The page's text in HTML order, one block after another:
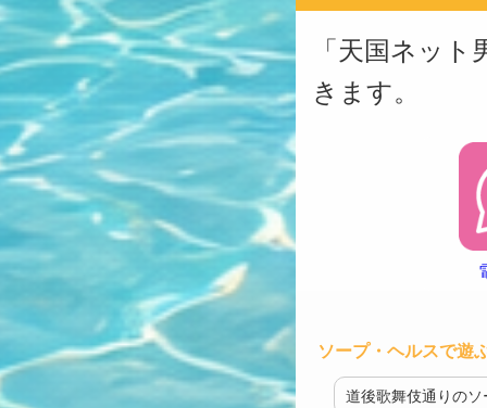
「天国ネッ
きます。
ソープ・ヘルスで遊
道後歌舞伎通りの